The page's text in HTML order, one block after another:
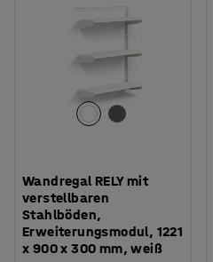
Wandregal RELY mit
verstellbaren
Stahlböden,
Erweiterungsmodul, 1221
x 900 x 300 mm, weiß